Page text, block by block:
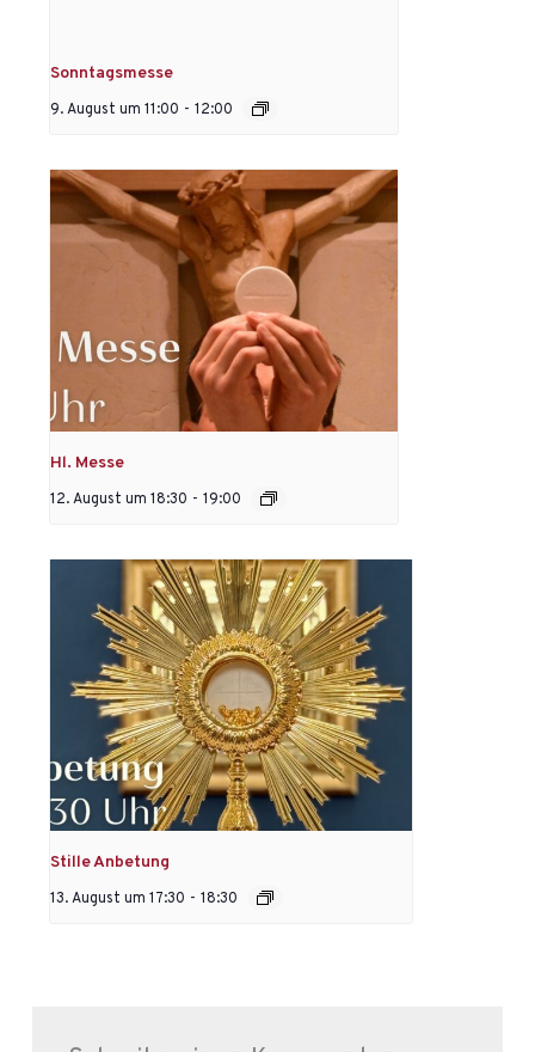
Sonntagsmesse
9. August um 11:00 - 12:00
Hl. Messe
12. August um 18:30 - 19:00
Stille Anbetung
13. August um 17:30 - 18:30